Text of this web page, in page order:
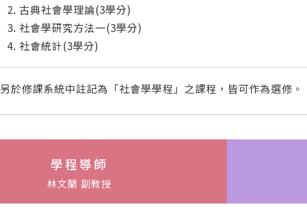
古典社會學理論(3學分)
社會學研究方法一(3學分)
社會統計(3學分)
另於修課系統中註記為「社會學學程」之課程，皆可作為選修。
學程導師
林文蘭 副教授